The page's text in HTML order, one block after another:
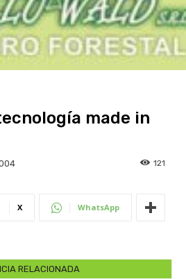
made in
121
X WhatsApp
RELACIONADA